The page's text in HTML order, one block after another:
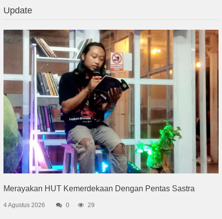
Update
Merayakan HUT Kemerdekaan Dengan Pentas Sastra
4 Agustus 2026 0 29